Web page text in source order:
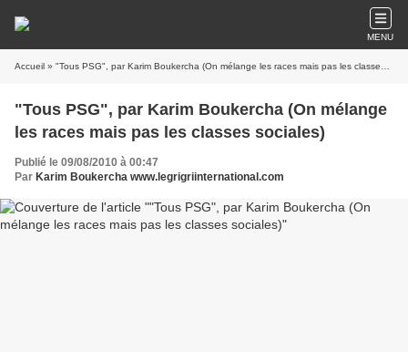
MENU
Accueil » "Tous PSG", par Karim Boukercha (On mélange les races mais pas les classes sociales)
"Tous PSG", par Karim Boukercha (On mélange
les races mais pas les classes sociales)
Publié le 09/08/2010 à 00:47
Par Karim Boukercha www.legrigriinternational.com